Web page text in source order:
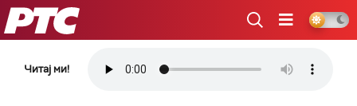
РТС
Читај ми!